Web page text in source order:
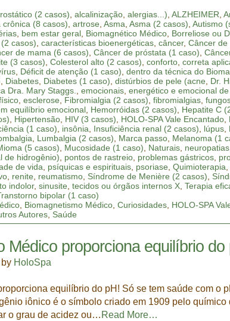
(2 casos),alcalinização,alergias...),ALZHEIMER,
(8 casos),artrose,Asma,Asma (2 casos),Autismo
, bem estar geral, Biomagnético Médico, Borreliose ou
casos),características bioenergéticas,câncer,Câncer de
de mama (6 casos),Câncer de próstata (1 caso),
(3 casos),Colesterol alto (2 casos),conforto,correta
, Déficit de atenção (1 caso),dentro da técnica do
, Diabetes, Diabetes (1 caso),distúrbios de pele (acne, Dr.
Dra. Mary Staggs.,emocionais,energético e emocional
,esclerose, Fibromialgia (2 casos),fibromialgias,
equilíbrio emocional, Hemorróidas (2 casos), Hepatite C
, Hipertensão, HIV (3 casos), HOLO-SPA Vale Encantado,
(1 caso), insônia, Insuficiência renal (2 casos), lúpus,
, Lumbalgia (2 casos), Marca passo, Melanoma (1
(5 casos), Mucosidade (1 caso), Naturais, neuropatias
de hidrogênio), pontos de rastreio, problemas gástricos,
de vida, psíquicas e espirituais, psoriase,Quimioterapia
, renite, reumatismo, Síndrome de Menière (2 casos),
indolor,sinusite,tecidos ou órgãos internos X,Terapia
bipolar (1 caso)
, Biomagnetismo Médico,Curiosidades, HOLO-SPA
Autores, Saúde
Médico proporciona equilíbrio do
HoloSpa
equilíbrio do pH! Só se tem saúde com o
iônico é o símbolo criado em 1909 pelo químico
o grau de acidez ou… Read More…